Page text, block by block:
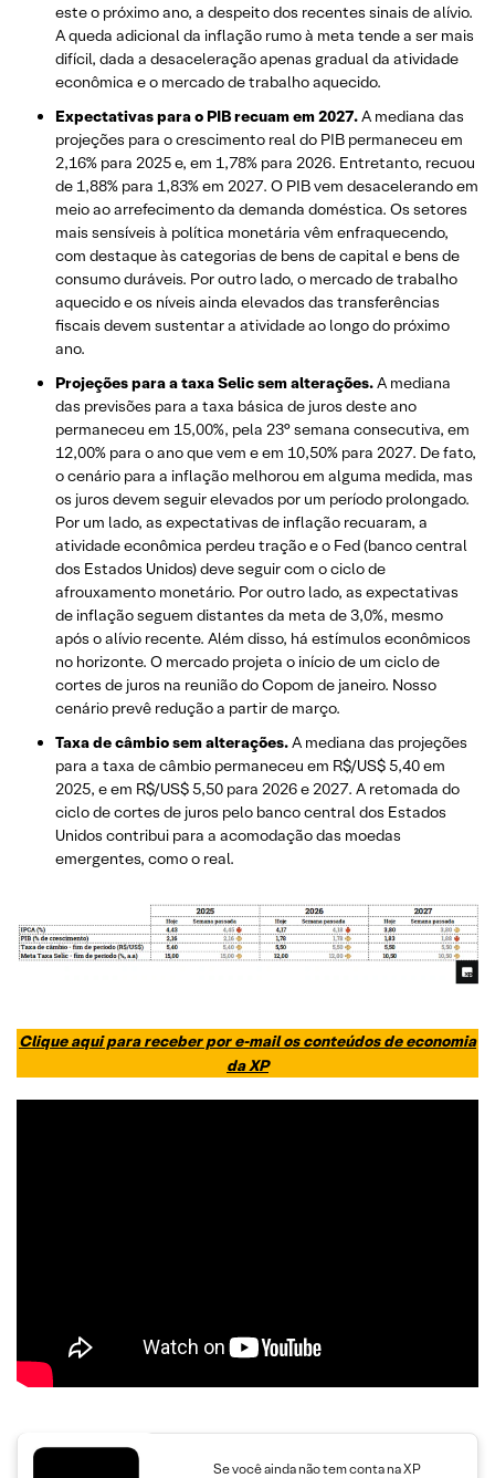
este o próximo ano, a despeito dos recentes sinais de alívio.
A queda adicional da inflação rumo à meta tende a ser mais
difícil, dada a desaceleração apenas gradual da atividade
econômica e o mercado de trabalho aquecido.
Expectativas para o PIB recuam em 2027.A mediana das
projeções para o crescimento real do PIB permaneceu em
2,16% para 2025 e, em 1,78% para 2026. Entretanto, recuou
de 1,88% para 1,83% em 2027. O PIB vem desacelerando em
meio ao arrefecimento da demanda doméstica. Os setores
mais sensíveis à política monetária vêm enfraquecendo,
com destaque às categorias de bens de capital e bens de
consumo duráveis. Por outro lado, o mercado de trabalho
aquecido e os níveis ainda elevados das transferências
fiscais devem sustentar a atividade ao longo do próximo
ano.
Projeções para a taxa Selic sem alterações.A mediana
das previsões para a taxa básica de juros deste ano
permaneceu em 15,00%, pela 23° semana consecutiva, em
12,00% para o ano que vem e em 10,50% para 2027. De fato,
o cenário para a inflação melhorou em alguma medida, mas
os juros devem seguir elevados por um período prolongado.
Por um lado, as expectativas de inflação recuaram, a
atividade econômica perdeu tração e o Fed (banco central
dos Estados Unidos) deve seguir com o ciclo de
afrouxamento monetário. Por outro lado, as expectativas
de inflação seguem distantes da meta de 3,0%, mesmo
após o alívio recente. Além disso, há estímulos econômicos
no horizonte. O mercado projeta o início de um ciclo de
cortes de juros na reunião do Copom de janeiro. Nosso
cenário prevê redução a partir de março.
Taxa de câmbio sem alterações.A mediana das projeções
para a taxa de câmbio permaneceu em R$/US$ 5,40 em
2025, e em R$/US$ 5,50 para 2026 e 2027. A retomada do
ciclo de cortes de juros pelo banco central dos Estados
Unidos contribui para a acomodação das moedas
emergentes, como o real.
Clique aqui para receber por e-mail os conteúdos de economia
da XP
Se você ainda não tem conta na XP